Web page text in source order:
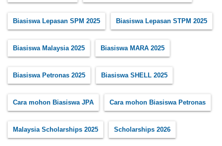
Biasiswa Lepasan SPM 2025 Biasiswa Lepasan STPM 2025
Biasiswa Malaysia 2025 Biasiswa MARA 2025
Biasiswa Petronas 2025 Biasiswa SHELL 2025
Cara mohon Biasiswa JPA Cara mohon Biasiswa Petronas
Malaysia Scholarships 2025 Scholarships 2026